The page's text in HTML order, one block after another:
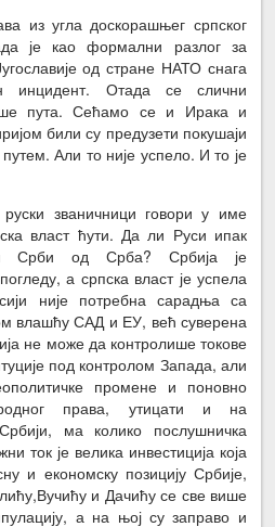
из угла доскорашњег српског
је као формални разлог за
од стране НАТО снага
инцидент. Отада се слични
пута. Сећамо се и Ирака и
били су предузети покушаји
Али то није успело. И то је
званичници говори у име
власт ћути. Да ли Руси ипак
Срби од Срба? Србија је
а српска власт је успела
није потребна сарадња са
влашћу САД и ЕУ, већ суверена
не може да контролише токове
под контролом Запада, али
промене и поновно
права, утицати и на
ма колико послушничка
ток је велика инвестиција која
и економску позицију Србије,
и Дачићу се све више
а на њој су заправо и